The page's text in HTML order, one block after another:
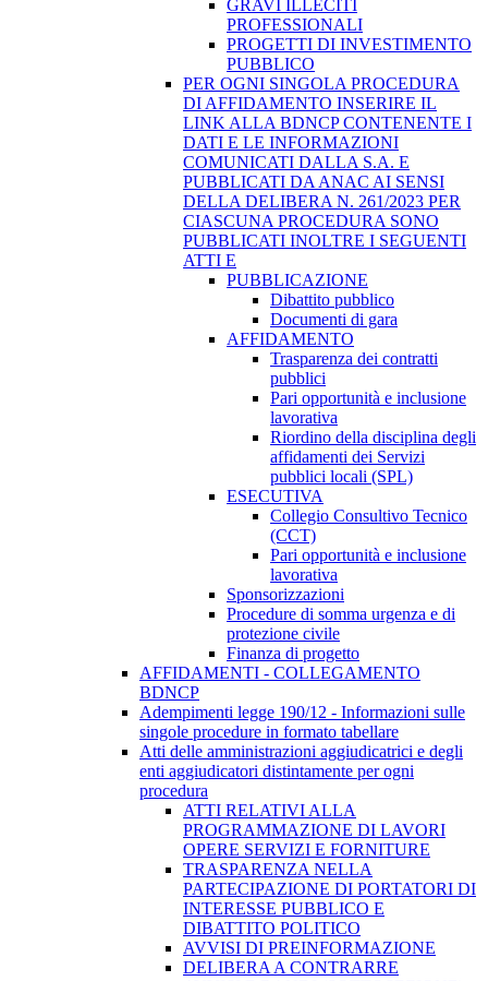
GRAVI ILLECITI
PROFESSIONALI
PROGETTI DI INVESTIMENTO
PUBBLICO
PER OGNI SINGOLA PROCEDURA
DI AFFIDAMENTO INSERIRE IL
LINK ALLA BDNCP CONTENENTE I
DATI E LE INFORMAZIONI
COMUNICATI DALLA S.A. E
PUBBLICATI DA ANAC AI SENSI
DELLA DELIBERA N. 261/2023 PER
CIASCUNA PROCEDURA SONO
PUBBLICATI INOLTRE I SEGUENTI
ATTI E
PUBBLICAZIONE
Dibattito pubblico
Documenti di gara
AFFIDAMENTO
Trasparenza dei contratti
pubblici
Pari opportunità e inclusione
lavorativa
Riordino della disciplina degli
affidamenti dei Servizi
pubblici locali (SPL)
ESECUTIVA
Collegio Consultivo Tecnico
(CCT)
Pari opportunità e inclusione
lavorativa
Sponsorizzazioni
Procedure di somma urgenza e di
protezione civile
Finanza di progetto
AFFIDAMENTI - COLLEGAMENTO
BDNCP
Adempimenti legge 190/12 - Informazioni sulle
singole procedure in formato tabellare
Atti delle amministrazioni aggiudicatrici e degli
enti aggiudicatori distintamente per ogni
procedura
ATTI RELATIVI ALLA
PROGRAMMAZIONE DI LAVORI
OPERE SERVIZI E FORNITURE
TRASPARENZA NELLA
PARTECIPAZIONE DI PORTATORI DI
INTERESSE PUBBLICO E
DIBATTITO POLITICO
AVVISI DI PREINFORMAZIONE
DELIBERA A CONTRARRE